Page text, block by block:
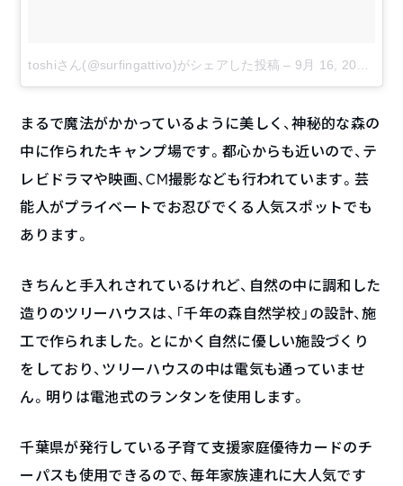
toshiさん(@surfingattivo)がシェアした投稿 – 9月 16, 2017 at 5:46午後 PDT
まるで魔法がかかっているように美しく、神秘的な森の
中に作られたキャンプ場です。都心からも近いので、テ
レビドラマや映画、CM撮影なども行われています。芸
能人がプライベートでお忍びでくる人気スポットでも
あります。
きちんと手入れされているけれど、自然の中に調和した
造りのツリーハウスは、「千年の森自然学校」の設計、施
工で作られました。とにかく自然に優しい施設づくり
をしており、ツリーハウスの中は電気も通っていませ
ん。明りは電池式のランタンを使用します。
千葉県が発行している子育て支援家庭優待カードのチ
ーパスも使用できるので、毎年家族連れに大人気です